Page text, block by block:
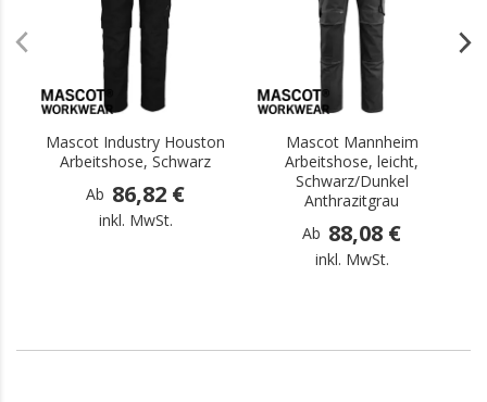
Mascot Industry Houston
Arbeitshose, Schwarz
Ab 86,82 €
inkl. MwSt.
Mascot Mannheim
Arbeitshose, leicht,
Schwarz/Dunkel
Anthrazitgrau
Ab 88,08 €
inkl. MwSt.